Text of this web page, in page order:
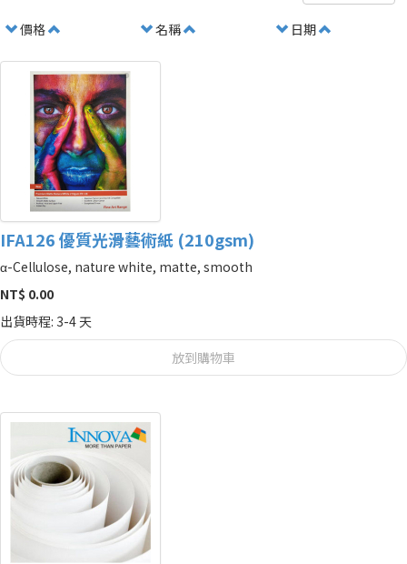
價格 名稱 日期
IFA126 優質光滑藝術紙 (210gsm)
α-Cellulose, nature white, matte, smooth
NT$ 0.00
出貨時程: 3-4 天
放到購物車